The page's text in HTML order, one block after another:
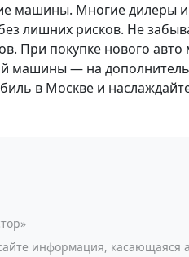
машины. Многие дилеры
лишних рисков. Не
При покупке нового
машины — на
в Москве и
информация, касающаяся